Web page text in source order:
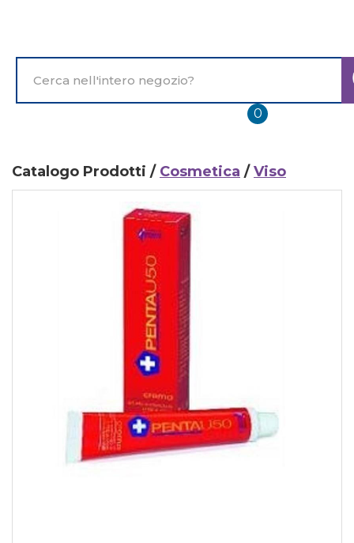
principale
Prodotto
0prodotti
inseriti
Catalogo Prodotti / Cosmetica /Viso